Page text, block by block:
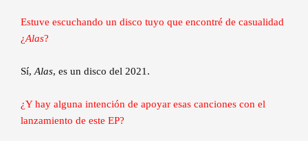
Estuve escuchando un disco tuyo que encontré de casualidad
¿Alas?
Sí, Alas, es un disco del 2021.
¿Y hay alguna intención de apoyar esas canciones con el
lanzamiento de este EP?